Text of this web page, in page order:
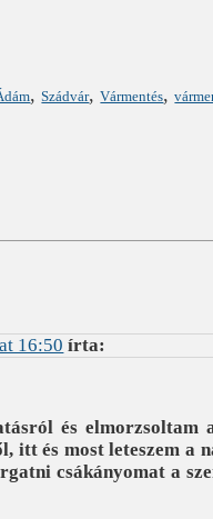
,Szádvár,Vármentés,
16:50 írta:
és elmorzsoltam
itt és most leteszem a
csákányomat a